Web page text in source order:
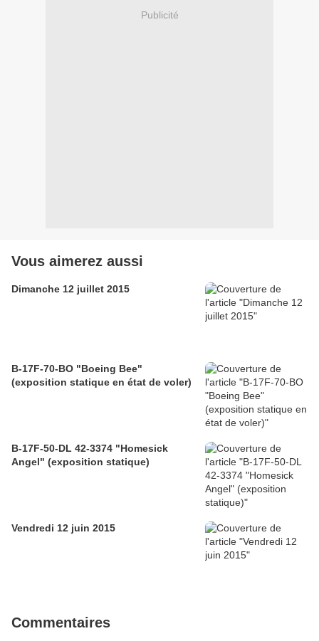
Publicité
Vous aimerez aussi
Dimanche 12 juillet 2015
B-17F-70-BO "Boeing Bee"
(exposition statique en état de voler)
B-17F-50-DL 42-3374 "Homesick
Angel" (exposition statique)
Vendredi 12 juin 2015
Commentaires